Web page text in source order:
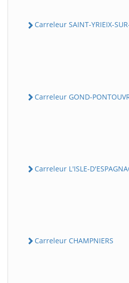
Carreleur SAINT-YRIEIX-
Carreleur GOND-
Carreleur L'ISLE-
Carreleur CHAMPNIERS